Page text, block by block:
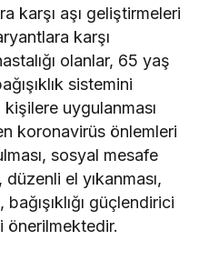
karşı aşı geliştirmeleri
karşı
olanlar, 65 yaş
sistemini
kişilere uygulanması
koronavirüs önlemleri
sosyal mesafe
el yıkanması,
güçlendirici
önerilmektedir.